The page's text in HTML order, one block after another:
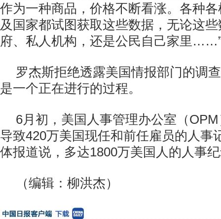
作为一种商品，价格不断看涨。各种
及国家都试图获取这些数据，无论这
府、私人机构，还是公民自己家里
罗杰斯拒绝透露美国情报部门的调
是一个正在进行的过程。
6月初，美国人事管理办公室（
导致420万美国现任和前任雇员的人事
体报道说，多达1800万美国人的人事
（编辑：柳洪杰）